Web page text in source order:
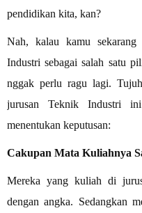
pendidikan kita, kan?
Nah, kalau kamu sekarang
Industri sebagai salah satu
nggak perlu ragu lagi.
jurusan Teknik Industri
menentukan keputusan:
Cakupan Mata Kuliahnya
Mereka yang kuliah di
dengan angka. Sedangkan